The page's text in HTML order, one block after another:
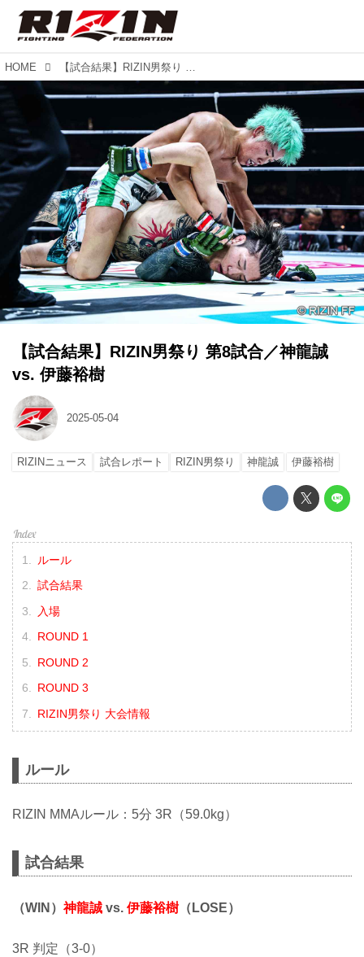
HOME 【試合結果】RIZIN男祭り 第8試合／神龍誠 vs. 伊藤裕樹
【試合結果】RIZIN男祭り 第8試合／神龍誠
vs. 伊藤裕樹
2025-05-04
RIZINニュース 試合レポート RIZIN男祭り 神龍誠 伊藤裕樹
ルール
試合結果
入場
ROUND 1
ROUND 2
ROUND 3
RIZIN男祭り 大会情報
ルール
RIZIN MMAルール：5分 3R（59.0kg）
試合結果
（WIN）神龍誠 vs. 伊藤裕樹 （LOSE）
3R 判定（3-0）